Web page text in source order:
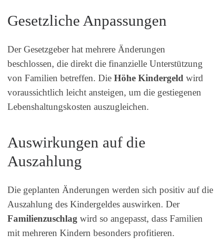
Gesetzliche Anpassungen
Der Gesetzgeber hat mehrere Änderungen
beschlossen, die direkt die finanzielle Unterstützung
von Familien betreffen. Die Höhe Kindergeld wird
voraussichtlich leicht ansteigen, um die gestiegenen
Lebenshaltungskosten auszugleichen.
Auswirkungen auf die
Auszahlung
Die geplanten Änderungen werden sich positiv auf die
Auszahlung des Kindergeldes auswirken. Der
Familienzuschlag wird so angepasst, dass Familien
mit mehreren Kindern besonders profitieren.